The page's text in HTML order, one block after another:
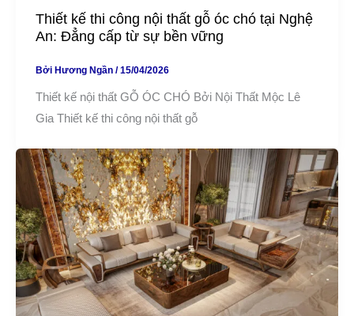
Thiết kế thi công nội thất gỗ óc chó tại Nghệ
An: Đẳng cấp từ sự bền vững
Bởi Hương Ngần /15/04/2026
Thiết kế nội thất GỖ ÓC CHÓ Bởi Nội Thất Mộc Lê
Gia Thiết kế thi công nội thất gỗ